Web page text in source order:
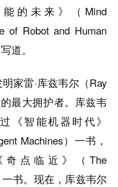
的未来》（Mind
of Robot and Human
道。
家雷·库兹韦尔（Ray
最大拥护者。库兹韦
《智能机器时代》
Machines）一书，
奇点临近》（The
书。现在，库兹韦尔